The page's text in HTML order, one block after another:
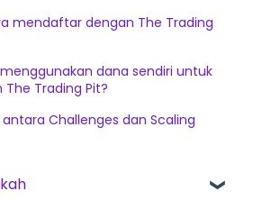
mendaftar dengan The Trading
dana sendiri untuk
Trading Pit?
Challenges dan Scaling